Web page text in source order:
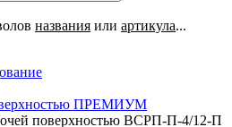
названия или артикула...
ПРЕМИУМ
поверхностью ВСРП-П-4/12-П